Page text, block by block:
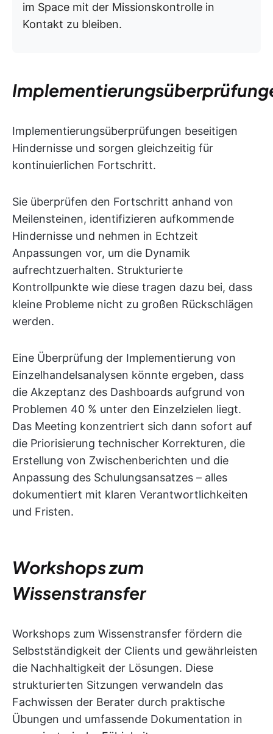
im Space mit der Missionskontrolle in
Kontakt zu bleiben.
Implementierungsüberprüfungen beseitigen
Hindernisse und sorgen gleichzeitig für
kontinuierlichen Fortschritt.
Sie überprüfen den Fortschritt anhand von
Meilensteinen, identifizieren aufkommende
Hindernisse und nehmen in Echtzeit
Anpassungen vor, um die Dynamik
aufrechtzuerhalten. Strukturierte
Kontrollpunkte wie diese tragen dazu bei, dass
kleine Probleme nicht zu großen Rückschlägen
werden.
Eine Überprüfung der Implementierung von
Einzelhandelsanalysen könnte ergeben, dass
die Akzeptanz des Dashboards aufgrund von
Problemen 40 % unter den Einzelzielen liegt.
Das Meeting konzentriert sich dann sofort auf
die Priorisierung technischer Korrekturen, die
Erstellung von Zwischenberichten und die
Anpassung des Schulungsansatzes – alles
dokumentiert mit klaren Verantwortlichkeiten
und Fristen.
Workshops zum
Wissenstransfer
Workshops zum Wissenstransfer fördern die
Selbstständigkeit der Clients und gewährleisten
die Nachhaltigkeit der Lösungen. Diese
strukturierten Sitzungen verwandeln das
Fachwissen der Berater durch praktische
Übungen und umfassende Dokumentation in